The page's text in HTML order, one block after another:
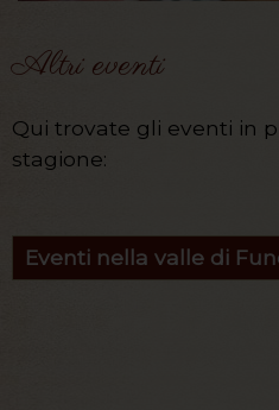
Altri eventi
Qui trovate gli eventi in
stagione:
Eventi nella valle di